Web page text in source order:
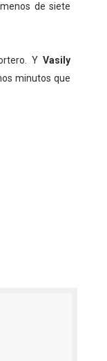
de siete
Y Vasily
minutos que